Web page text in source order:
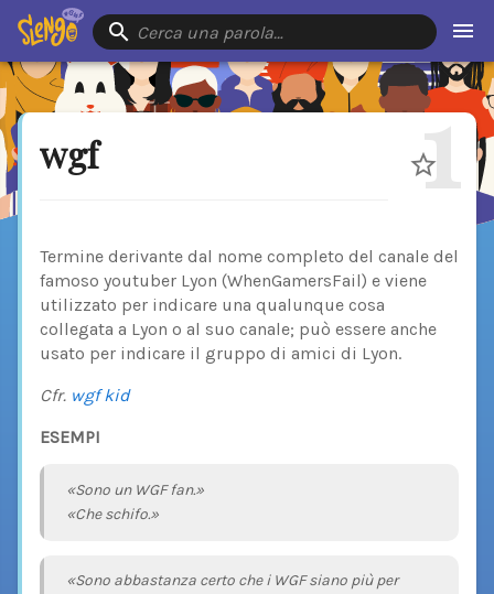
Cerca una parola…
wgf 1
Termine derivante dal nome completo del canale del
famoso youtuber Lyon (WhenGamersFail) e viene
utilizzato per indicare una qualunque cosa
collegata a Lyon o al suo canale; può essere anche
usato per indicare il gruppo di amici di Lyon.
Cfr. wgf kid
ESEMPI
«Sono un WGF fan.»
«Che schifo.»
«Sono abbastanza certo che i WGF siano più per